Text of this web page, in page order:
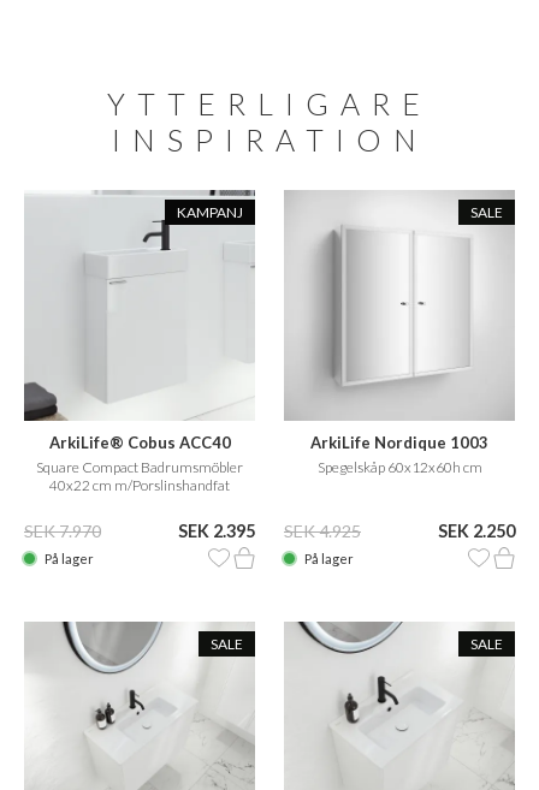
YTTERLIGARE
INSPIRATION
KAMPANJ
ArkiLife® Cobus ACC40
Square Compact Badrumsmöbler
40x22 cm m/Porslinshandfat
SEK 7.970 SEK 2.395
På lager
SALE
ArkiLife Nordique 1003
Spegelskåp 60x12x60h cm
SEK 4.925 SEK 2.250
På lager
SALE SALE